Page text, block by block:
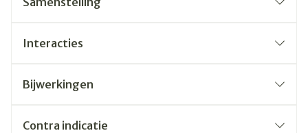
Interacties
Bijwerkingen
Contra indicatie